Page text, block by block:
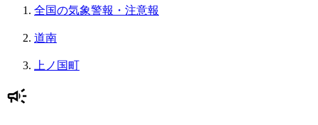
全国の気象警報・注意報
道南
上ノ国町